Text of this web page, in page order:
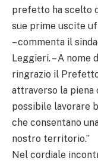
prefetto ha scelto
sue prime uscite
– commenta il
Leggieri. – A nome
ringrazio il
attraverso la piena
possibile lavorare
che consentano
nostro territorio.”
Nel cordiale